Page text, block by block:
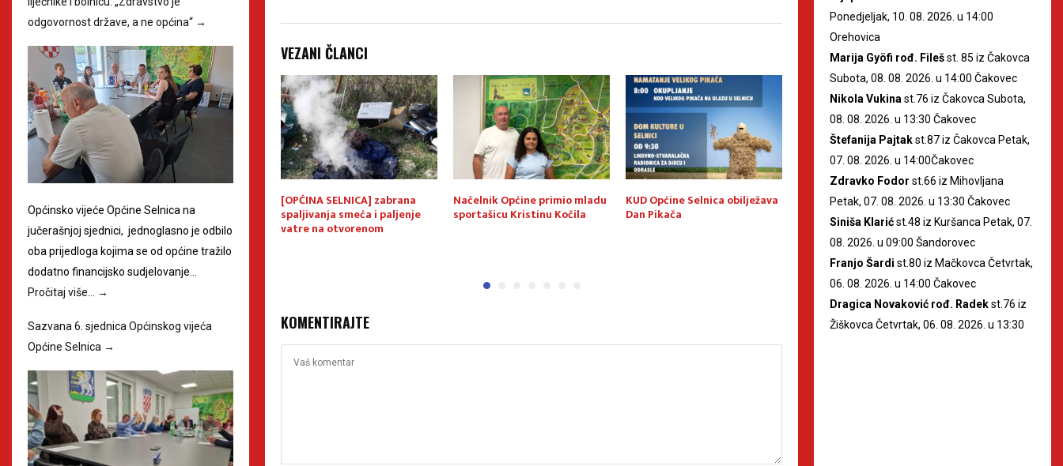
VEZANI ČLANCI
Općine vijeća Općine Selnica
[OPĆINA SELNICA] zabrana
spaljivanja smeća i paljenje
vatre na otvorenom
Načelnik Općine primio mladu
sportašicu Kristinu Kočila
KUD Općine Selnica obilježava
Dan Pikača
Prijam za najuspješnije
učenike Osnovne škole Selnica
Općina Selnica i
sufinancira
materijala za
KOMENTIRAJTE
odgovornost države, a ne općina“ →
Općinsko vijeće Općine Selnica na
jučerašnjoj sjednici, jednoglasno je odbilo
oba prijedloga kojima se od općine tražilo
dodatno financijsko sudjelovanje…
Pročitaj više…
→
Sazvana 6. sjednica Općinskog vijeća
Općine Selnica →
Ponedjeljak, 10. 08. 2026. u 14:00
Orehovica
Marija Gyöfi rođ. Filešst. 85 iz Čakovca
Subota, 08. 08. 2026. u 14:00 Čakovec
Nikola Vukina st.76 iz Čakovca Subota,
08. 08. 2026. u 13:30 Čakovec
Štefanija Pajtakst.87 iz Čakovca Petak,
07. 08. 2026. u 14:00Čakovec
Zdravko Fodor st.66 iz Mihovljana
Petak, 07. 08. 2026. u 13:30 Čakovec
Siniša Klarićst.48 iz Kuršanca Petak, 07.
08. 2026. u 09:00 Šandorovec
Franjo Šardi st.80 iz Mačkovca Četvrtak,
06. 08. 2026. u 14:00 Čakovec
Dragica Novaković rođ. Radekst.76 iz
Žiškovca Četvrtak, 06. 08. 2026. u 13:30